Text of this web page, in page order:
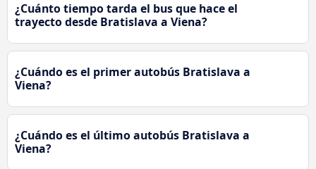
¿Cuánto tiempo tarda el bus que hace el
trayecto desde Bratislava a Viena?
¿Cuándo es el primer autobús Bratislava a
Viena?
¿Cuándo es el último autobús Bratislava a
Viena?